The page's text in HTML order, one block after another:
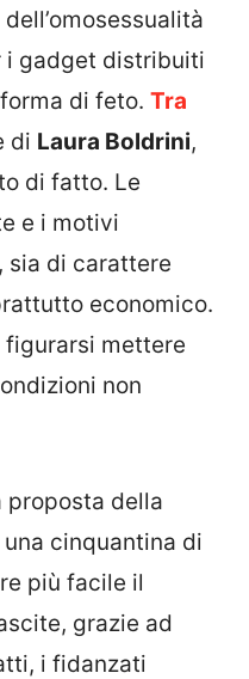
i gadget distribuiti
di feto. Tra
di Laura Boldrini,
di fatto. Le
e i motivi
sia di carattere
economico.
figurarsi mettere
non
proposta della
cinquantina di
più facile il
grazie ad
i fidanzati